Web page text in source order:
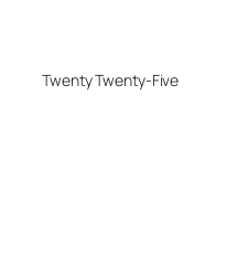
Twenty Twenty-Five